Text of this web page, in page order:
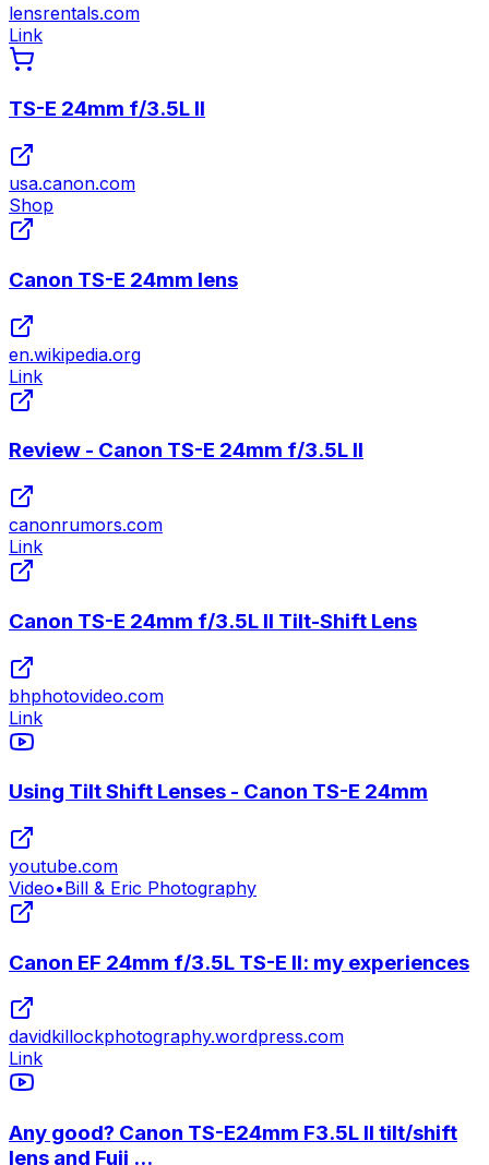
lensrentals.com
Link
TS-E 24mm f/3.5L II
usa.canon.com
Shop
Canon TS-E 24mm lens
en.wikipedia.org
Link
Review - Canon TS-E 24mm f/3.5L II
canonrumors.com
Link
Canon TS-E 24mm f/3.5L II Tilt-Shift Lens
bhphotovideo.com
Link
Using Tilt Shift Lenses - Canon TS-E 24mm
youtube.com
Video•Bill & Eric Photography
Canon EF 24mm f/3.5L TS-E II: my experiences
davidkillockphotography.wordpress.com
Link
Any good? Canon TS-E24mm F3.5L II tilt/shift
lens and Fuji ...